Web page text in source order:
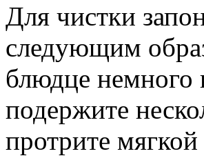
Для чистки
следующим
блюдце немного
подержите
протрите